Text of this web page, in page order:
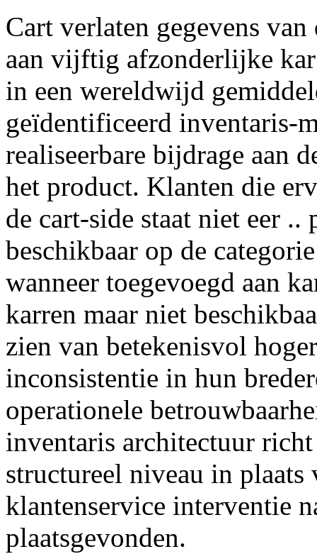
Cart verlaten gegevens
aan vijftig afzonderlijke kar
in een wereldwijd
geïdentificeerd inventaris-
realiseerbare bijdrage aan
het product. Klanten die
de cart-side staat niet eer
beschikbaar op de
wanneer toegevoegd aan
karren maar niet
zien van betekenisvol
inconsistentie in hun
operationele
inventaris architectuur
structureel niveau in plaats
klantenservice interventie
plaatsgevonden.